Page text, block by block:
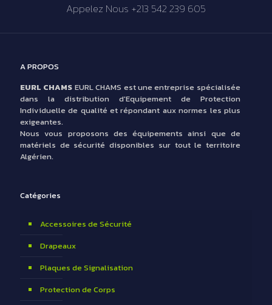
Appelez Nous +213 542 239 605
A PROPOS
EURL CHAMS EURL CHAMS est une entreprise spécialisée
dans la distribution d'Equipement de Protection
Individuelle de qualité et répondant aux normes les plus
exigeantes.
Nous vous proposons des équipements ainsi que de
matériels de sécurité disponibles sur tout le territoire
Algérien.
Catégories
Accessoires de Sécurité
Drapeaux
Plaques de Signalisation
Protection de Corps